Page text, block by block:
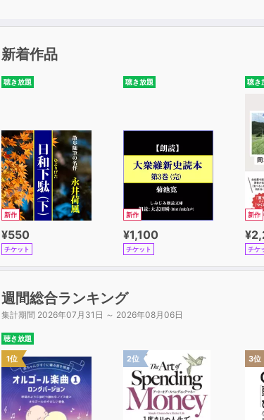
新着作品
聴き放題
新作
¥550
チケット
聴き放題
新作
¥1,100
チケット
聴き
新作
チケ
週間総合ランキング
集計期間 2026年07月31日 ～ 2026年08月06日
聴き放題
1位 2位 3位